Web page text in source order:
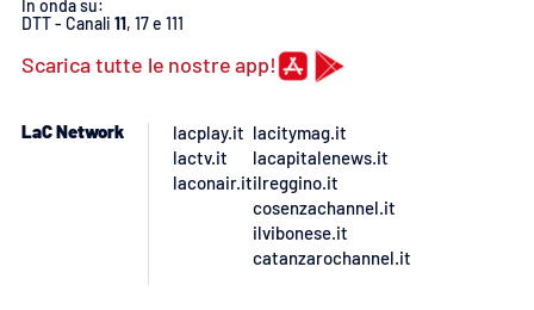
SPECIALI
Buona Sanità Calabria
CALABRIAVISIONE
In onda su:
DTT - Canali 11, 17 e 111
Scarica tutte le nostre app!
LaC Network
lacplay.it
lactv.it
laconair.it
lacitymag.it
lacapitalenews.it
ilreggino.it
cosenzachannel.it
ilvibonese.it
catanzarochannel.it